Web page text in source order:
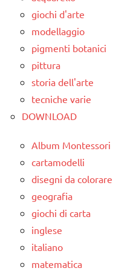
dettati
ortografici
GEOGRAFIA
Italia
LINGUAGGIO
TUTTI GLI
PER ETA'
ARTICOLI
dai
anni
GEOGRAFIA
Italia
LINGUAGGIO
racconti
ARGOMENTI
PER ETA'
TUTTI GLI
giochi d'arte
modellaggio
pigmenti botanici
pittura
storia dell'arte
tecniche varie
DOWNLOAD
Album Montessori
cartamodelli
disegni da colorare
geografia
giochi di carta
inglese
italiano
matematica